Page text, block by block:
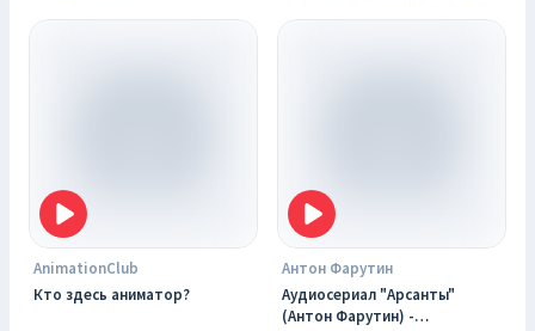
AnimationClub
Кто здесь аниматор?
Антон Фарутин
Аудиосериал "Арсанты"
(Антон Фарутин) -